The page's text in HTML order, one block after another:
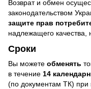
Возврат и обмен
законодательством
защите прав
надлежащего качества,
Сроки
Вы можете обменять
в течение 14
(по документам ТК) при